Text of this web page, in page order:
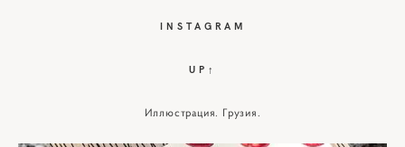
I NSTAGRAM
UP↑
Иллюстрация. Грузия.